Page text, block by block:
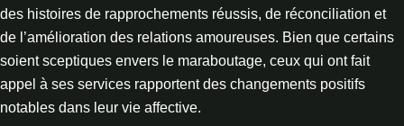
des histoires de rapprochements réussis, de réconciliation et
de l’amélioration des relations amoureuses. Bien que certains
soient sceptiques envers le maraboutage, ceux qui ont fait
appel à ses services rapportent des changements positifs
notables dans leur vie affective.